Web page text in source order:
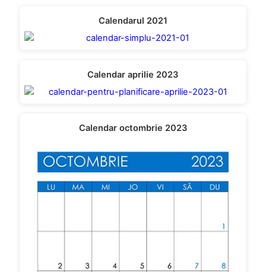
Calendarul 2021
Calendar aprilie 2023
Calendar octombrie 2023